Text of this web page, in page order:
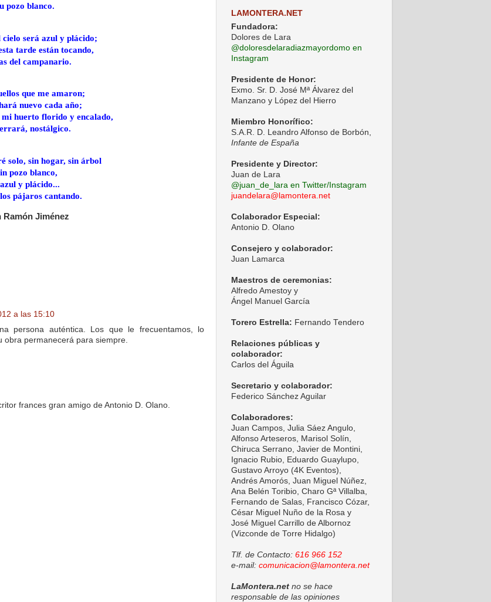
pozo blanco.
cielo será azul y plácido;
tarde están tocando,
del campanario.
que me amaron;
nuevo cada año;
mi huerto florido y encalado,
nostálgico.
solo, sin hogar, sin árbol
pozo blanco,
y plácido...
pájaros cantando.
Jiménez
a las 15:10
persona auténtica. Los que le frecuentamos, lo
permanecerá para siempre.
frances gran amigo de Antonio D. Olano.
LAMONTERA.NET
Fundadora:
Dolores de Lara
@doloresdelaradiazmayordomo en
Instagram
Presidente de Honor:
Exmo. Sr. D. José Mª Álvarez del
Manzano y López del Hierro
Miembro Honorífico:
S.A.R. D. Leandro Alfonso de Borbón,
Infante de España
Presidente y Director:
Juan de Lara
@juan_de_lara en Twitter/Instagram
juandelara@lamontera.net
Colaborador Especial:
Antonio D. Olano
Consejero y colaborador:
Juan Lamarca
Maestros de ceremonias:
Alfredo Amestoy y
Ángel Manuel García
Torero Estrella: Fernando Tendero
Relaciones públicas y
colaborador:
Carlos del Águila
Secretario y colaborador:
Federico Sánchez Aguilar
Colaboradores:
Juan Campos, Julia Sáez Angulo,
Alfonso Arteseros, Marisol Solín,
Chiruca Serrano, Javier de Montini,
Ignacio Rubio, Eduardo Guaylupo,
Gustavo Arroyo (4K Eventos),
Andrés Amorós, Juan Miguel Núñez,
Ana Belén Toribio, Charo Gª Villalba,
Fernando de Salas, Francisco Cózar,
César Miguel Nuño de la Rosa y
José Miguel Carrillo de Albornoz
(Vizconde de Torre Hidalgo)
Tlf. de Contacto: 616 966 152
e-mail: comunicacion@lamontera.net
LaMontera.net no se hace
responsable de las opiniones